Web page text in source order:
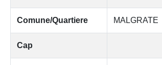
Comune/Quartiere MALGRATE
Cap